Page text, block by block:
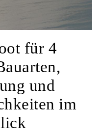
für 4
und
im